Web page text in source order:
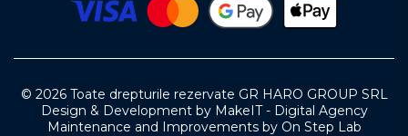
© 2026 Toate drepturile rezervate GR HARO GROUP SRL
Design & Development by MakeIT - Digital Agency
Maintenance and Improvements by On Step Lab